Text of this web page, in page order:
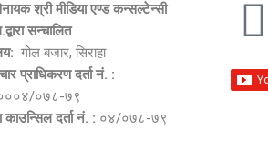
श्री मीडिया एण्ड कन्सल्टेन्सी
सन्चालित
गोल बजार, सिराहा
प्राधिकरण दर्ता नं. :
०७८-७९
काउन्सिल दर्ता नं. : ०४/०७८-७९